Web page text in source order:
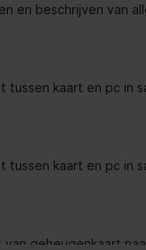
en beschrijven van
kaart en pc in
kaart en pc in
geheugenkaart